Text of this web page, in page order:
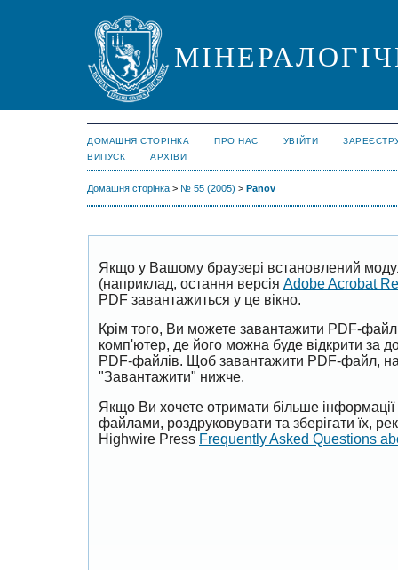
ДОМАШНЯ СТОРІНКА ПРО НАС УВІЙТИ
ВИПУСК
АРХІВИ
Домашня сторінка > № 55 (2005) > Panov
Якщо у Вашому браузері встановлений
(наприклад, остання версія Adobe Acrobat
PDF завантажиться у це вікно.
Крім того, Ви можете завантажити PDF-
комп'ютер, де його можна буде відкрити за
PDF-файлів. Щоб завантажити PDF-файл,
"Завантажити" нижче.
Якщо Ви хочете отримати більше
файлами, роздруковувати та зберігати їх,
Highwire Press Frequently Asked Questions